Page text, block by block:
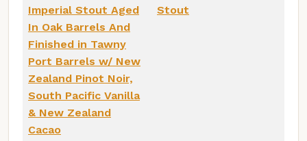
Imperial Stout Aged
In Oak Barrels And
Finished in Tawny
Port Barrels w/ New
Zealand Pinot Noir,
South Pacific Vanilla
& New Zealand
Cacao
Stout